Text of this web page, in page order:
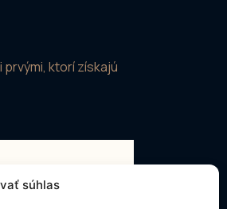
súhlas
ktorí získajú
osobných